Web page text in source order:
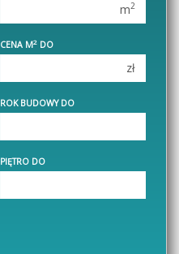
3 pokoje
4 pokoje
6 pokoi
m2
CENA M2 DO
zł
ROK BUDOWY DO
PIĘTRO DO